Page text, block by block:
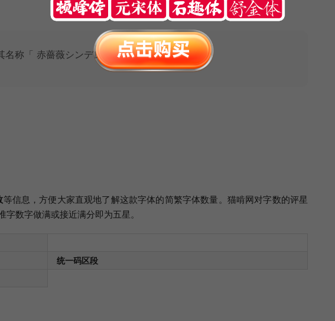
名称「 赤薔薇シンデレラ 」 即可。
等信息，方便大家直观地了解这款字体的简繁字体数量。猫啃网对字数的评星
数字做满或接近满分即为五星。
统一码区段